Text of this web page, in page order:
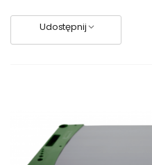
kg
Udostępnij